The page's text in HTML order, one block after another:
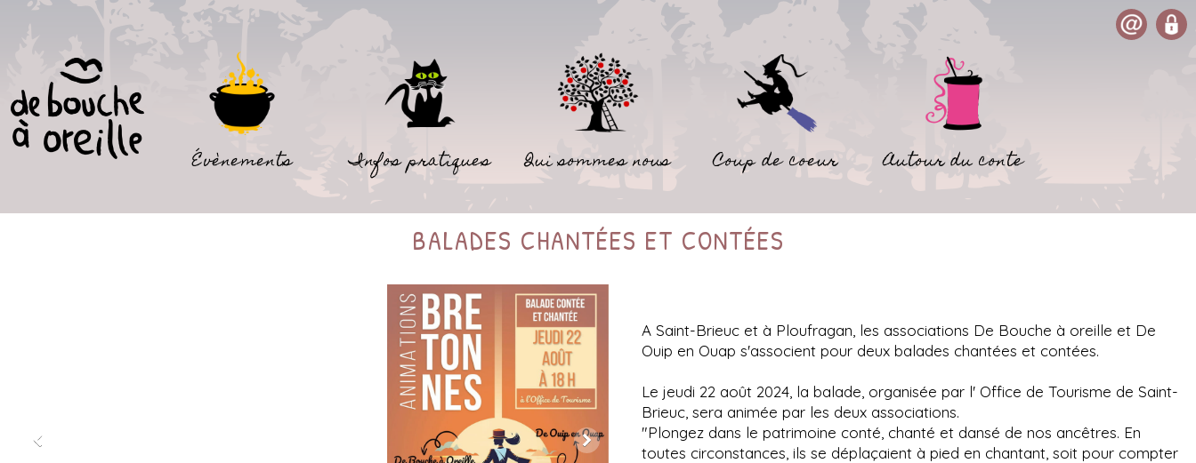
Évènements Infos pratiques Qui sommes nous Coup de coeur Autour du conte
BALADES CHANTÉES ET CONTÉES
A Saint-Brieuc et à Ploufragan, les associations De Bouche à oreille et De
Ouip en Ouap s'associent pour deux balades chantées et contées.
Le jeudi 22 août 2024, la balade, organisée par l' Office de Tourisme de Saint-
Brieuc, sera animée par les deux associations.
"Plongez dans le patrimoine conté, chanté et dansé de nos ancêtres. En
toutes circonstances, ils se déplaçaient à pied en chantant, soit pour compter